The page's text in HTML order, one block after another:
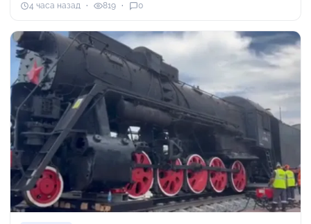
4 часа назад 819 0